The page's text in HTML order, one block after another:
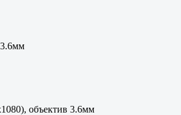
3.6мм
объектив 3.6мм